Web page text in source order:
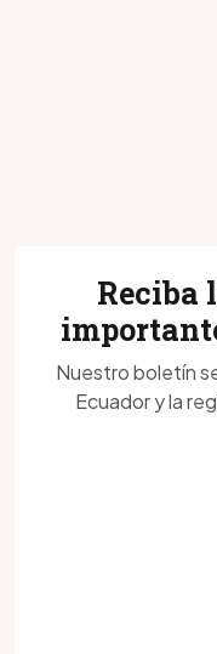
Reciba
Nuestro boletín
Ecuador y la